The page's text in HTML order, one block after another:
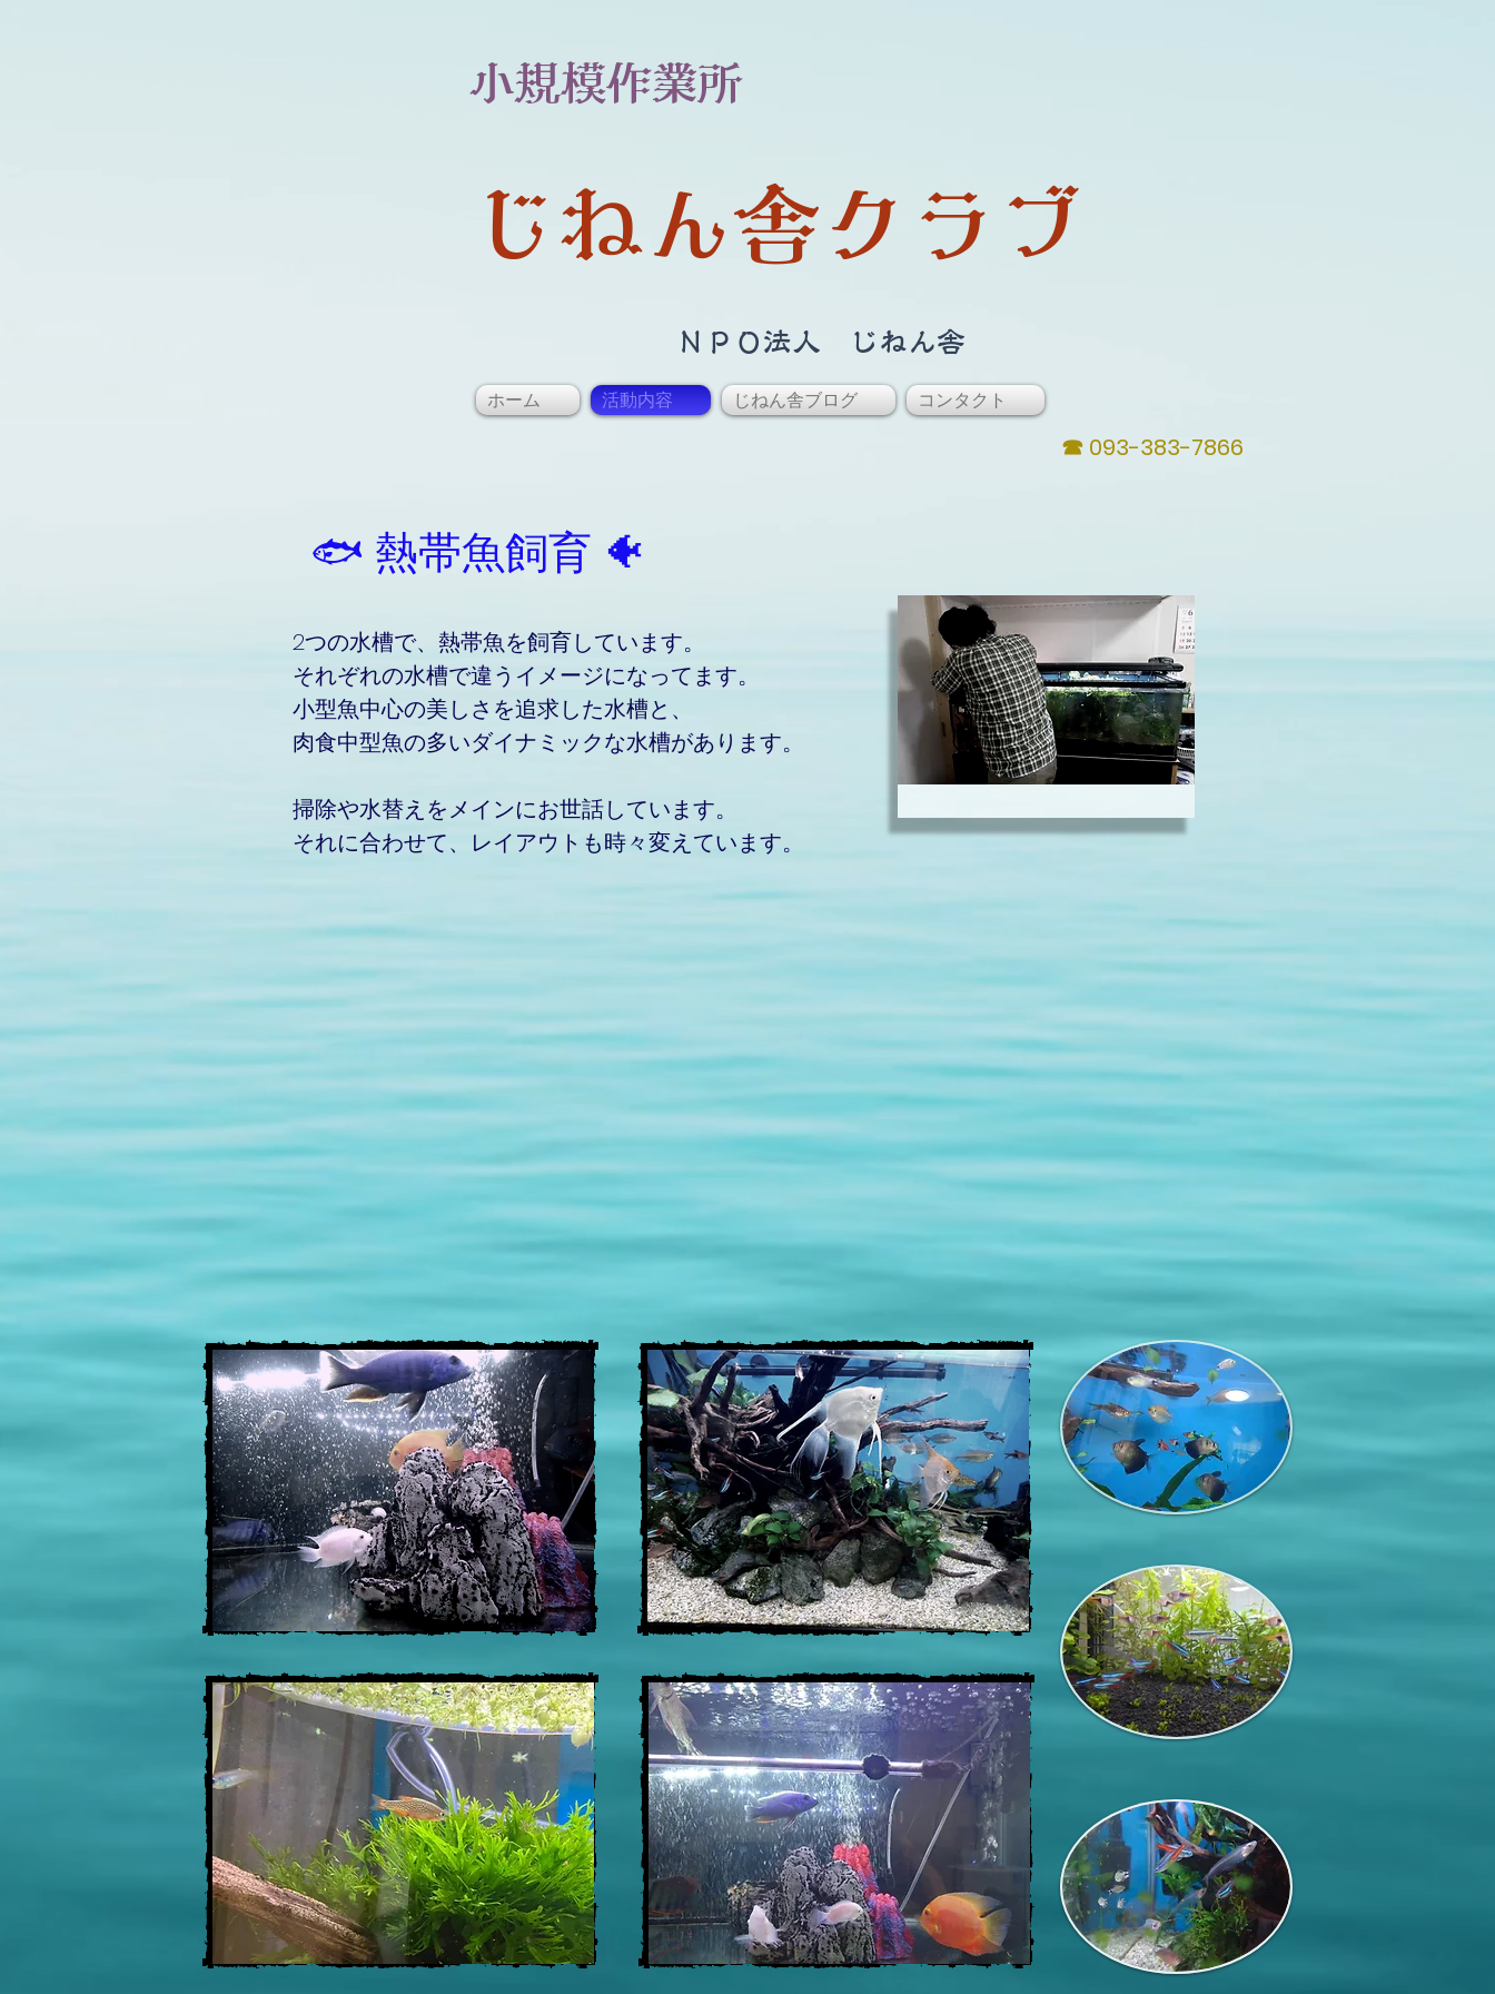
​小規模作業所
じねん舎クラブ
​ＮＰＯ法人 じねん舎
ホーム 活動内容 じねん舎ブログ コンタクト
☎ 093-383-7866
🐟 熱帯魚飼育 🐠
2つの水槽で、熱帯魚を飼育しています。
​それぞれの水槽で違うイメージになってます。
小型魚中心の美しさを追求した水槽と、
​肉食中型魚の多いダイナミックな水槽があります。
掃除や水替えをメインにお世話しています。
それに合わせて、レイアウトも時々変えています。